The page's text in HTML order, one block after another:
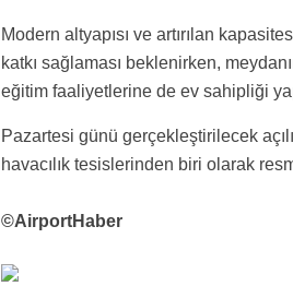
Modern altyapısı ve artırılan
katkı sağlaması beklenirken,
eğitim faaliyetlerine de ev sahipliği
Pazartesi günü gerçekleştirilecek
havacılık tesislerinden biri olarak
©AirportHaber